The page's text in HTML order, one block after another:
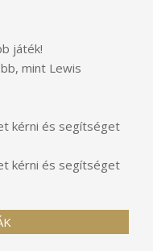
játék!
mint Lewis
kérni és segítséget
kérni és segítséget